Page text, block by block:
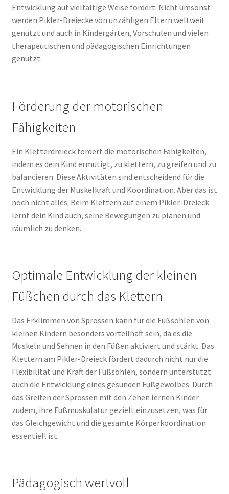
Entwicklung auf vielfältige Weise fördert. Nicht umsonst
werden Pikler-Dreiecke von unzähligen Eltern weltweit
genutzt und auch in Kindergärten, Vorschulen und vielen
therapeutischen und pädagogischen Einrichtungen
genutzt.
Förderung der motorischen
Fähigkeiten
Ein Kletterdreieck fördert die motorischen Fähigkeiten,
indem es dein Kind ermutigt, zu klettern, zu greifen und zu
balancieren. Diese Aktivitäten sind entscheidend für die
Entwicklung der Muskelkraft und Koordination. Aber das ist
noch nicht alles: Beim Klettern auf einem Pikler-Dreieck
lernt dein Kind auch, seine Bewegungen zu planen und
räumlich zu denken.
Optimale Entwicklung der kleinen
Füßchen durch das Klettern
Das Erklimmen von Sprossen kann für die Fußsohlen von
kleinen Kindern besonders vorteilhaft sein, da es die
Muskeln und Sehnen in den Füßen aktiviert und stärkt. Das
Klettern am Pikler-Dreieck fördert dadurch nicht nur die
Flexibilität und Kraft der Fußsohlen, sondern unterstützt
auch die Entwicklung eines gesunden Fußgewölbes. Durch
das Greifen der Sprossen mit den Zehen lernen Kinder
zudem, ihre Fußmuskulatur gezielt einzusetzen, was für
das Gleichgewicht und die gesamte Körperkoordination
essentiell ist.
Pädagogisch wertvoll